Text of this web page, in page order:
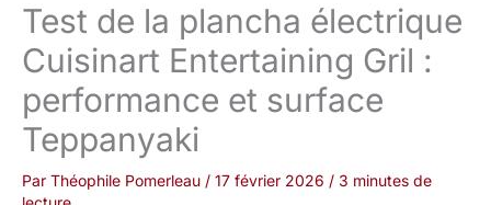
Test de la plancha électrique
Cuisinart Entertaining Gril :
performance et surface
Teppanyaki
Par Théophile Pomerleau / 17 février 2026 / 3 minutes de